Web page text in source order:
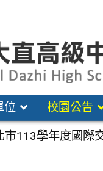
位 校園公告
市113學年度國際